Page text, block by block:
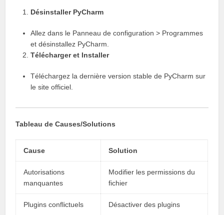
Désinstaller PyCharm
Allez dans le Panneau de configuration > Programmes
et désinstallez PyCharm.
Télécharger et Installer
Téléchargez la dernière version stable de PyCharm sur
le site officiel.
Tableau de Causes/Solutions
Cause Solution
Autorisations
manquantes
Modifier les permissions du
fichier
Plugins conflictuels Désactiver des plugins